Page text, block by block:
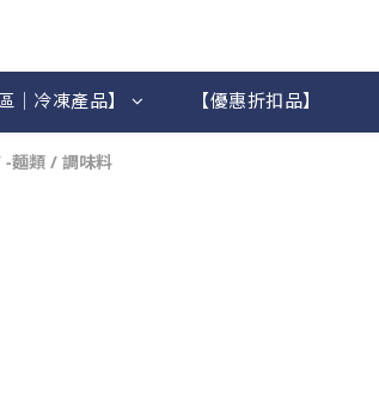
｜冷凍產品】 【優惠折扣品】
-麵類 / 調味料